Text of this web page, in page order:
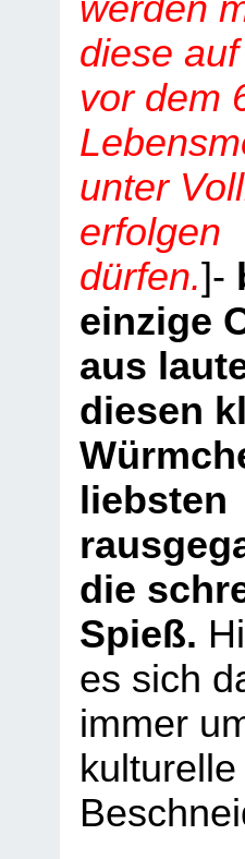
diese
vor dem
unter
erfolgen
dürfen.]-
einzige
aus
diesen
liebsten
die
Spieß.
es sich
immer
kulturelle